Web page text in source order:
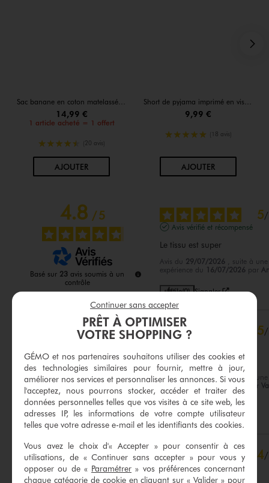
Sac banane en coton matelassé avec motifs fleuris femme
14,99 €
1 article acheté = 1 offert
4.5/5 de moyenne
(20 avis)
AJOUTER
Short de pyjama imprimé en viscose femme
9,99 €
5/5 de moyenne
(18 avis)
AJOUTER
4.8/5
Basé sur 23 avis soumis à un
contrôle
Voir tous les avis sur ce site
18
5
2étoiles
0
1étoile 0
Trier les avis
5/
Avis vérifié et récompensé
Le tissu est super
Avis du 29/07/2026
, suite à une
expérience du 16/07/2026 par
Utile(0) Signaler
5/
Pratique et joli
Avis du21/07/2026 , suite à une
expérience du02/07/2026 par
F.
Utile(0) Signaler
4/
Avis vérifié et récompensé
PRÊT À OPTIMISER
VOTRE SHOPPING ?
GÉMO et nos partenaires souhaitons utiliser des cookies et
des technologies similaires pour fournir, mettre à jour,
améliorer nos services et personnaliser les annonces. Si vous
l'acceptez, nous pourrons stocker, accéder et traiter des
données personnelles telles que vos visites à ce site web, les
adresses IP, les informations de votre compte utilisateur
telles que votre adresse e-mail et les identifiants des cookies.
Vous avez le choix d'« Accepter » pour consentir à ces
utilisations, de « Continuer sans accepter » pour vous y
opposer ou de « Paramétrer » vos préférences concernant
chaque catégorie de cookie en cliquant sur « Valider » pour
Continuer sans accepter